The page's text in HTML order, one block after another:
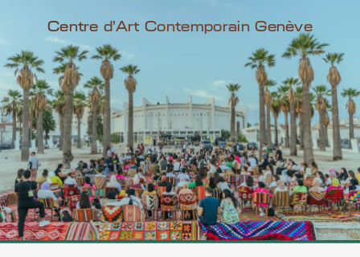
Centre d'Art Contemporain Genève